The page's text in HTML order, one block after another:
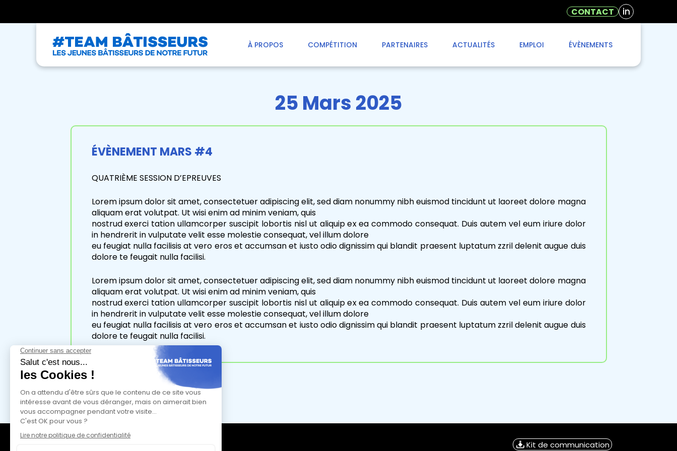
CONTACT in
À PROPOS COMPÉTITION PARTENAIRES ACTUALITÉS EMPLOI ÉVÈNEMENTS
25 Mars 2025
ÉVÈNEMENT MARS #4
QUATRIÈME SESSION D’EPREUVES
Lorem ipsum dolor sit amet, consectetuer adipiscing elit, sed diam nonummy nibh euismod tincidunt ut laoreet dolore magna
aliquam erat volutpat. Ut wisi enim ad minim veniam, quis
nostrud exerci tation ullamcorper suscipit lobortis nisl ut aliquip ex ea commodo consequat. Duis autem vel eum iriure dolor
in hendrerit in vulputate velit esse molestie consequat, vel illum dolore
eu feugiat nulla facilisis at vero eros et accumsan et iusto odio dignissim qui blandit praesent luptatum zzril delenit augue duis
dolore te feugait nulla facilisi.
Lorem ipsum dolor sit amet, consectetuer adipiscing elit, sed diam nonummy nibh euismod tincidunt ut laoreet dolore magna
aliquam erat volutpat. Ut wisi enim ad minim veniam, quis
nostrud exerci tation ullamcorper suscipit lobortis nisl ut aliquip ex ea commodo consequat. Duis autem vel eum iriure dolor
in hendrerit in vulputate velit esse molestie consequat, vel illum dolore
eu feugiat nulla facilisis at vero eros et accumsan et iusto odio dignissim qui blandit praesent luptatum zzril delenit augue duis
dolore te feugait nulla facilisi.
Kit de communication